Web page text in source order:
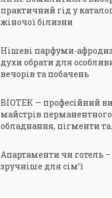
практичний гід у
жіночої білизни
Нішеві парфуми-
духи обрати для
вечорів та побачень
BIOTEK — професійний
майстрів
обладнання, пігменти
Апартаменти чи готель
зручніше для сім’ї